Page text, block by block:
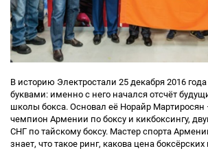
В историю Электростали 25 декабря 2016
буквами: именно с него начался отсчёт
школы бокса. Основал её Норайр Мартиросян
чемпион Армении по боксу и кикбоксингу,
СНГ по тайскому боксу. Мастер спорта
знает, что такое ринг, какова цена